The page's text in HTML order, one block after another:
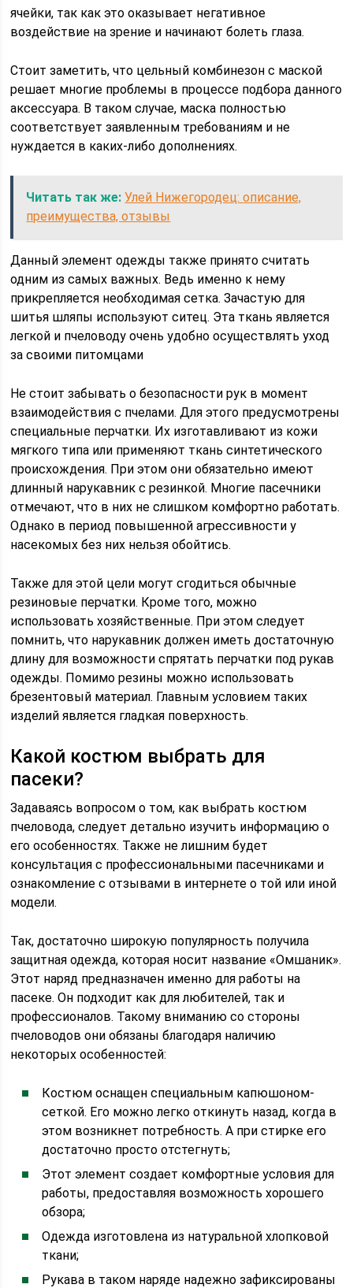
ячейки, так как это оказывает негативное
воздействие на зрение и начинают болеть глаза.
Стоит заметить, что цельный комбинезон с маской
решает многие проблемы в процессе подбора данного
аксессуара. В таком случае, маска полностью
соответствует заявленным требованиям и не
нуждается в каких-либо дополнениях.
Читать так же: Улей Нижегородец: описание,
преимущества, отзывы
Данный элемент одежды также принято считать
одним из самых важных. Ведь именно к нему
прикрепляется необходимая сетка. Зачастую для
шитья шляпы используют ситец. Эта ткань является
легкой и пчеловоду очень удобно осуществлять уход
за своими питомцами
Не стоит забывать о безопасности рук в момент
взаимодействия с пчелами. Для этого предусмотрены
специальные перчатки. Их изготавливают из кожи
мягкого типа или применяют ткань синтетического
происхождения. При этом они обязательно имеют
длинный нарукавник с резинкой. Многие пасечники
отмечают, что в них не слишком комфортно работать.
Однако в период повышенной агрессивности у
насекомых без них нельзя обойтись.
Также для этой цели могут сгодиться обычные
резиновые перчатки. Кроме того, можно
использовать хозяйственные. При этом следует
помнить, что нарукавник должен иметь достаточную
длину для возможности спрятать перчатки под рукав
одежды. Помимо резины можно использовать
брезентовый материал. Главным условием таких
изделий является гладкая поверхность.
Какой костюм выбрать для
пасеки?
Задаваясь вопросом о том, как выбрать костюм
пчеловода, следует детально изучить информацию о
его особенностях. Также не лишним будет
консультация с профессиональными пасечниками и
ознакомление с отзывами в интернете о той или иной
модели.
Так, достаточно широкую популярность получила
защитная одежда, которая носит название «Омшаник».
Этот наряд предназначен именно для работы на
пасеке. Он подходит как для любителей, так и
профессионалов. Такому вниманию со стороны
пчеловодов они обязаны благодаря наличию
некоторых особенностей:
Костюм оснащен специальным капюшоном-
сеткой. Его можно легко откинуть назад, когда в
этом возникнет потребность. А при стирке его
достаточно просто отстегнуть;
Этот элемент создает комфортные условия для
работы, предоставляя возможность хорошего
обзора;
Одежда изготовлена из натуральной хлопковой
ткани;
Рукава в таком наряде надежно зафиксированы